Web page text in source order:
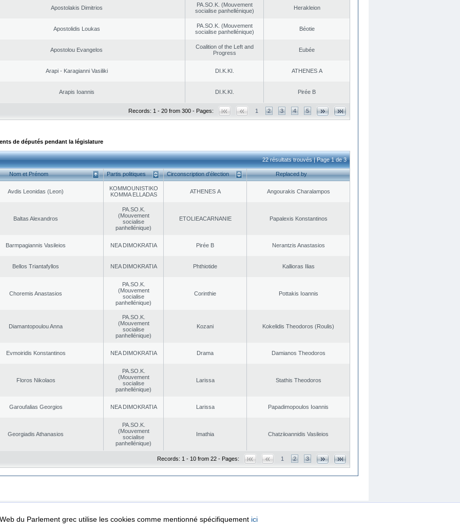
Apostolakis Dimitrios
PA.SO.K. (Mouvement
socialise panhellénique)
Herakleion
Apostolidis Loukas
PA.SO.K. (Mouvement
socialise panhellénique)
Béotie
Apostolou Evangelos
Coalition of the Left and
Progress
Eubée
Arapi - Karagianni Vasiliki DI.K.KI. ATHENES Α
Arapis Ioannis DI.K.KI. Pirée B
Records: 1 - 20 from 300 - Pages: 1 2 3 4 5
de députés pendant la législature
22 résultats trouvés | Page 1 de 3
Nom et Prénom Partis politiques Circonscription d’élection Replaced by
Avdis Leonidas (Leon)
KOMMOUNISTIKO
KOMMA ELLADAS
ATHENES Α Angourakis Charalampos
Baltas Alexandros
PA.SO.K.
(Mouvement
socialise
panhellénique)
EΤOLIEACARNANIE Papalexis Konstantinos
Barmpagiannis Vasileios NEA DΙMOKRATIA Pirée B Nerantzis Anastasios
Bellos Triantafyllos NEA DΙMOKRATIA Phthiotide Kallioras Ilias
Choremis Anastasios
PA.SO.K.
(Mouvement
socialise
panhellénique)
Corinthie Pottakis Ioannis
Diamantopoulou Anna
PA.SO.K.
(Mouvement
socialise
panhellénique)
Kozani Kokelidis Theodoros (Roulis)
Evmoiridis Konstantinos NEA DΙMOKRATIA Drama Damianos Theodoros
Floros Nikolaos
PA.SO.K.
(Mouvement
socialise
panhellénique)
Larissa Stathis Theodoros
Garoufalias Georgios NEA DΙMOKRATIA Larissa Papadimopoulos Ioannis
Georgiadis Athanasios
PA.SO.K.
(Mouvement
socialise
panhellénique)
Imathia Chatziioannidis Vasileios
Records: 1 - 10 from 22 - Pages: 1 2 3
Protection Security & Access
du Parlement grec utilise les cookies comme mentionné spécifiquement ici